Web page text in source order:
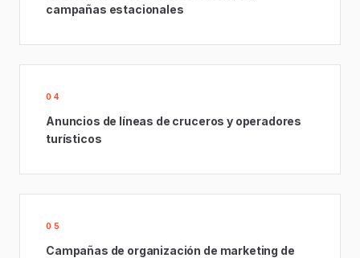
campañas estacionales
04
Anuncios de líneas de cruceros y operadores
turísticos
05
Campañas de organización de marketing de